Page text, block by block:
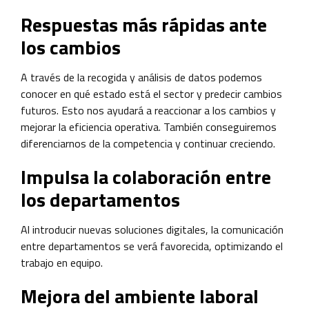
Respuestas más rápidas ante
los cambios
A través de la recogida y análisis de datos podemos
conocer en qué estado está el sector y predecir cambios
futuros. Esto nos ayudará a reaccionar a los cambios y
mejorar la eficiencia operativa. También conseguiremos
diferenciarnos de la competencia y continuar creciendo.
Impulsa la colaboración entre
los departamentos
Al introducir nuevas soluciones digitales, la comunicación
entre departamentos se verá favorecida, optimizando el
trabajo en equipo.
Mejora del ambiente laboral